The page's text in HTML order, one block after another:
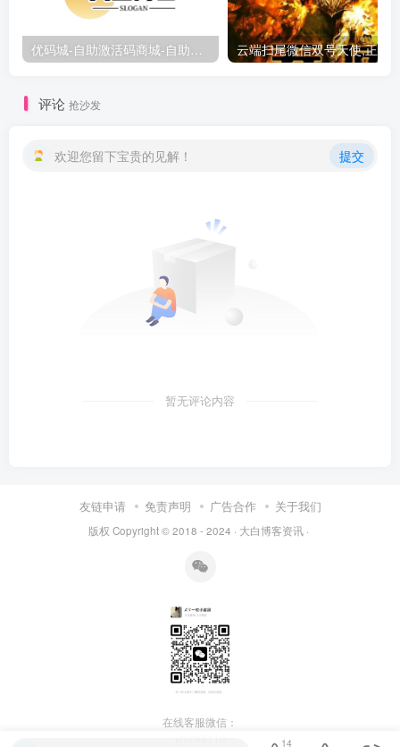
优码城-自助激活码商城-自助购卡点击-激活码24小时自助发卡地址
评论 抢沙发
欢迎您留下宝贵的见解！ 提交
暂无评论内容
友链申请 免责声明 广告合作 关于我们
版权 Copyright © 2018 - 2024 · 大白博客资讯 ·
在线客服微信：
14